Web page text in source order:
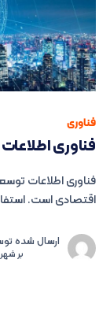
فناوری
فناوری
فناوری اطلاعات
اقتصادی است.
ارسال شده
برشهریور